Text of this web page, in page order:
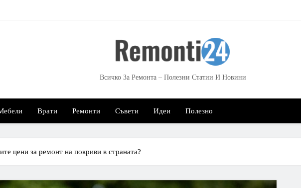
Всичко За Ремонта – Полезни Статии И Новини
Врати Ремонти Съвети Идеи Полезно
цени за ремонт на покриви в страната?